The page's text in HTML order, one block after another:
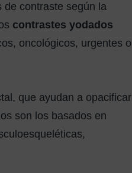
de contraste según la
contrastes yodados
oncológicos, urgentes o
que ayudan a opacificar
son los basados en